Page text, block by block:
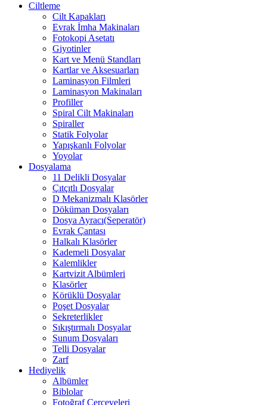
Ciltleme
Cilt Kapakları
Evrak İmha Makinaları
Fotokopi Asetatı
Giyotinler
Kart ve Menü Standları
Kartlar ve Aksesuarları
Laminasyon Filmleri
Laminasyon Makinaları
Profiller
Spiral Cilt Makinaları
Spiraller
Statik Folyolar
Yapışkanlı Folyolar
Yoyolar
Dosyalama
11 Delikli Dosyalar
Çıtçıtlı Dosyalar
D Mekanizmalı Klasörler
Döküman Dosyaları
Dosya Ayracı(Seperatör)
Evrak Çantası
Halkalı Klasörler
Kademeli Dosyalar
Kalemlikler
Kartvizit Albümleri
Klasörler
Körüklü Dosyalar
Poşet Dosyalar
Sekreterlikler
Sıkıştırmalı Dosyalar
Sunum Dosyaları
Telli Dosyalar
Zarf
Hediyelik
Albümler
Biblolar
Fotoğraf Çerçeveleri